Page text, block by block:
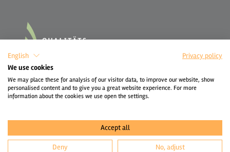
English
Privacy policy
We use cookies
We may place these for analysis of our visitor data, to improve our website, show
personalised content and to give you a great website experience. For more
information about the cookies we use open the settings.
Accept all
Deny No, adjust